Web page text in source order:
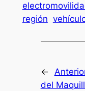
región
←
del